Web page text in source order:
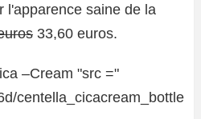
l'apparence saine de la
33,60 euros.